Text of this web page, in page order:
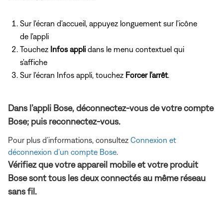
Sur l'écran d'accueil, appuyez longuement sur l'icône
de l'appli
Touchez Infos applidans le menu contextuel qui
s'affiche
Sur l'écran Infos appli, touchez Forcer l'arrêt.
Dans l’appli Bose, déconnectez-vous de votre compte
Bose; puis reconnectez-vous.
Pour plus d’informations, consultez Connexion et
déconnexion d’un compte Bose
Vérifiez que votre appareil mobile et votre produit
Bose sont tous les deux connectés au même réseau
sans fil.